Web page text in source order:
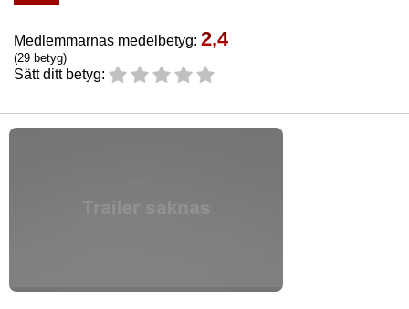
Medlemmarnas medelbetyg: 2,4
(29 betyg)
Sätt ditt betyg: